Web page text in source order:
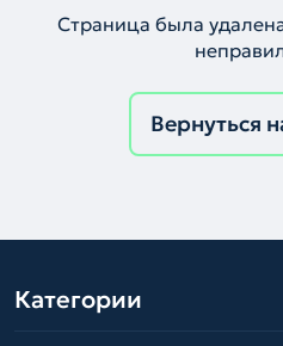
Страница была
Вернуться
Категории